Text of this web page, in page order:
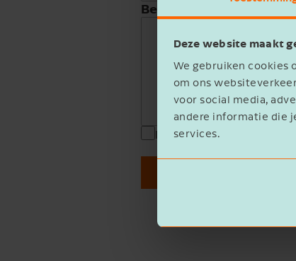
Deze website maakt
We gebruiken cookies
om ons
voor social media,
andere informatie die
services.
Beschrijving
Ik ga akkoord met het